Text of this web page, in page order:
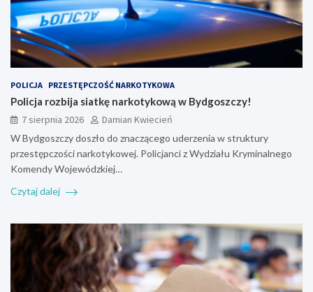
POLICJA PRZESTĘPCZOŚĆ NARKOTYKOWA
Policja rozbija siatkę narkotykową w Bydgoszczy!
7 sierpnia 2026
Damian Kwiecień
W Bydgoszczy doszło do znaczącego uderzenia w struktury
przestępczości narkotykowej. Policjanci z Wydziału Kryminalnego
Komendy Wojewódzkiej…
Czytaj dalej